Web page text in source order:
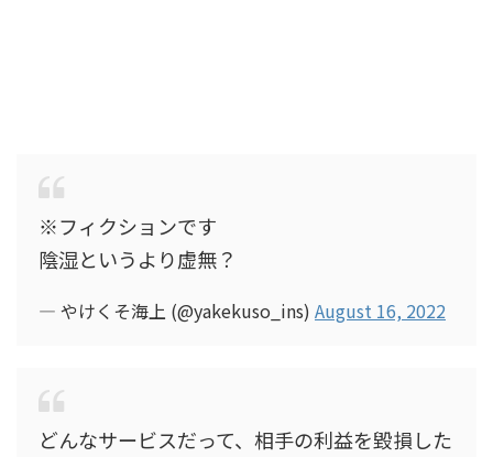
※フィクションです
陰湿というより虚無？
— やけくそ海上 (@yakekuso_ins) August 16, 2022
どんなサービスだって、相手の利益を毀損した